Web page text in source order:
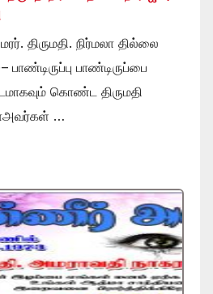
திருமதி. நிர்மலா தில்லை
பாண்டிருப்பு பாண்டிருப்பை
கொண்ட திருமதி
…